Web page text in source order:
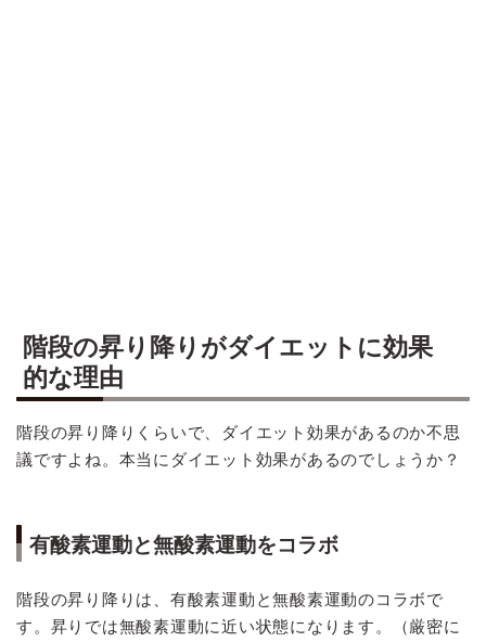
階段の昇り降りがダイエットに効果
的な理由
階段の昇り降りくらいで、ダイエット効果があるのか不思
議ですよね。本当にダイエット効果があるのでしょうか？
有酸素運動と無酸素運動をコラボ
階段の昇り降りは、有酸素運動と無酸素運動のコラボで
す。昇りでは無酸素運動に近い状態になります。（厳密に